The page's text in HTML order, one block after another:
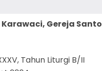
Gereja Santo
Tahun Liturgi B/II